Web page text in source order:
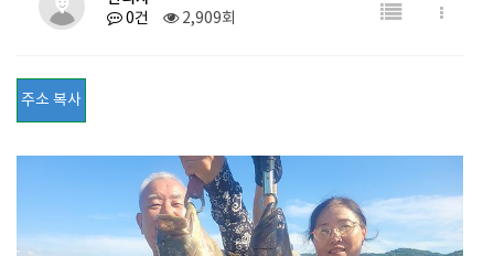
0건 2,909회
주소 복사